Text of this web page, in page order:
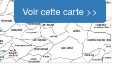
Voir cette carte >>